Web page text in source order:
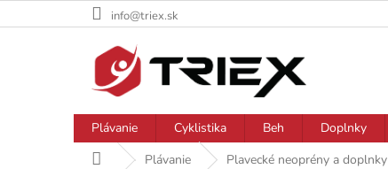
na
info@triex.sk
Plávanie Cyklistika Beh Doplnky
DomovPlávanie Plavecké neoprény a doplnky